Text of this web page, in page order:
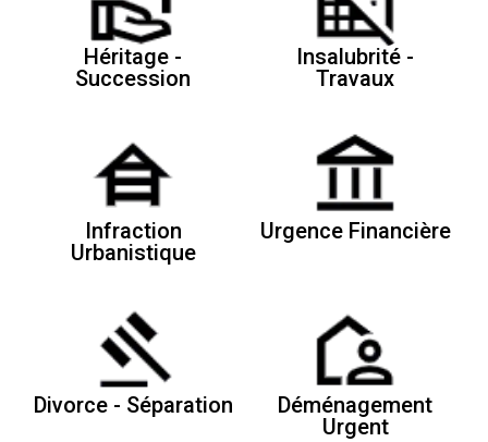
Héritage -
Succession
Insalubrité -
Travaux
Infraction
Urbanistique
Urgence Financière
Divorce - Séparation
Déménagement
Urgent